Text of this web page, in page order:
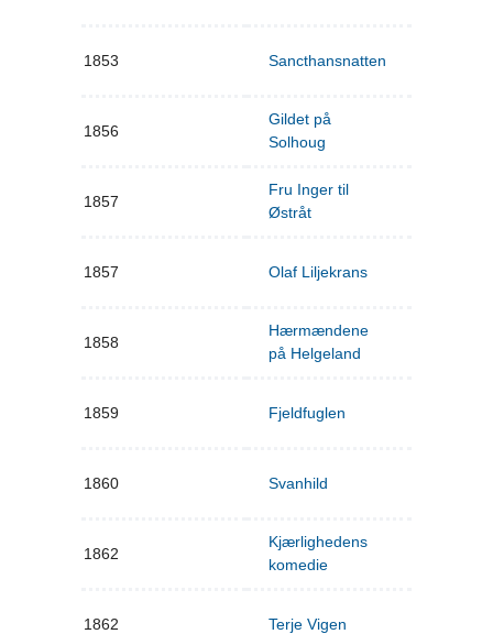
1853 Sancthansnatten
1856
Gildet på
Solhoug
1857
Fru Inger til
Østråt
1857 Olaf Liljekrans
1858
Hærmændene
på Helgeland
1859 Fjeldfuglen
1860 Svanhild
1862
Kjærlighedens
komedie
1862 Terje Vigen